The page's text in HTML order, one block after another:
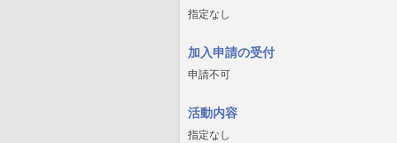
指定なし
加入申請の受付
申請不可
活動内容
指定なし